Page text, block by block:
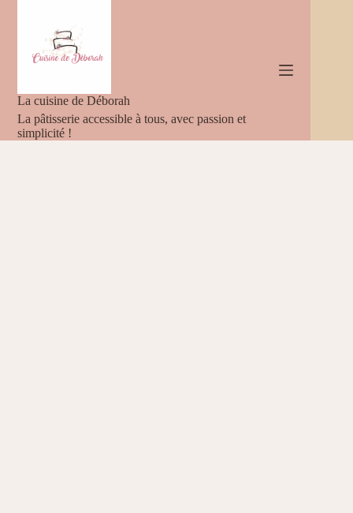
La cuisine de Déborah
La pâtisserie accessible à tous, avec passion et
simplicité !